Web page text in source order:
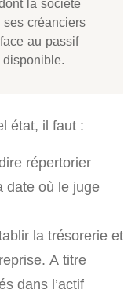
la société
créanciers
au passif
état, il faut :
répertorier
date où le juge
la trésorerie et
A titre
dans l’actif